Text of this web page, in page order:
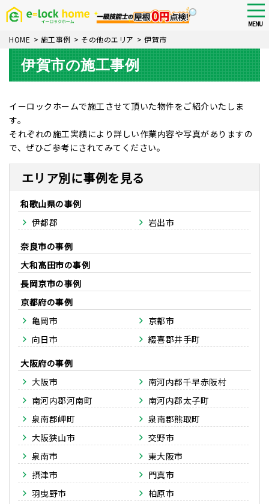
Skip
content
MENU
HOME > 施工事例 > その他のエリア > 伊賀市
伊賀市の施工事例
イーロックホームで施工させて頂いた物件をご紹介いたしま
す。
それぞれの施工実績により詳しい作業内容や写真がありますの
で、ぜひご参考にされてみてください。
エリア別に事例を見る
和歌山県
伊都郡
岩出市
奈良市
大和高田市
長岡京市
京都府
亀岡市
京都市
向日市
綴喜郡井手町
大阪府
大阪市
南河内郡千早赤阪村
南河内郡河南町
南河内郡太子町
泉南郡岬町
泉南郡熊取町
大阪狭山市
交野市
泉南市
東大阪市
摂津市
門真市
羽曳野市
柏原市